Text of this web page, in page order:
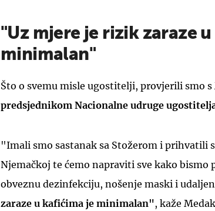
"Uz mjere je rizik zaraze
minimalan"
Što o svemu misle ugostitelji, provjerili smo s
predsjednikom Nacionalne udruge
"Imali smo sastanak sa Stožerom i prihvatili
Njemačkoj te ćemo napraviti sve kako bismo
obveznu dezinfekciju, nošenje maski i
zaraze u kafićima je minimalan", kaže